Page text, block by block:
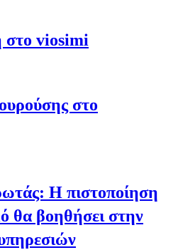
viosimi
στο
Η πιστοποίηση
θα βοηθήσει στην